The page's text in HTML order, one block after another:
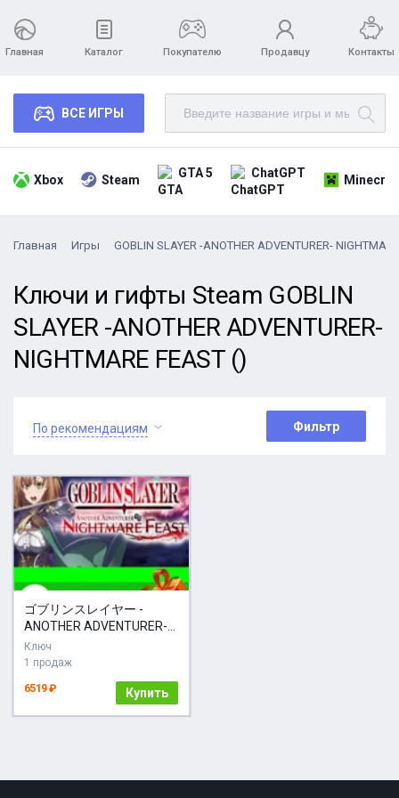
Главная Каталог Покупателю Продавцу Контакты
ВСЕ ИГРЫ
Xbox Steam GTA 5 ChatGPT
Главная Игры GOBLIN SLAYER -ANOTHER ADVENTURER-
Ключи и гифты Steam GOBLIN
SLAYER -ANOTHER ADVENTURER-
NIGHTMARE FEAST ()
По рекомендациям Фильтр
ゴブリンスレイヤー -
ANOTHER ADVENTURER-
NIGHTMARE FEAST
STEAM
Ключ
1 продаж
6519 ₽ Купить